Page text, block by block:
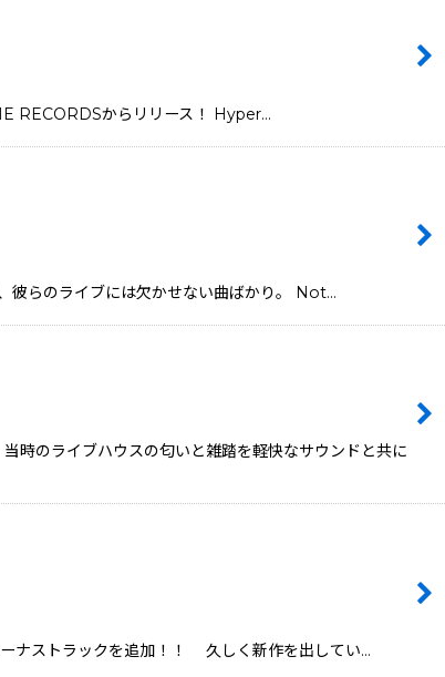
RECORDSからリリース！ Hyper…
彼らのライブには欠かせない曲ばかり。 Not…
のライブハウスの匂いと雑踏を軽快なサウンドと共に
ナストラックを追加！！ 久しく新作を出してい…